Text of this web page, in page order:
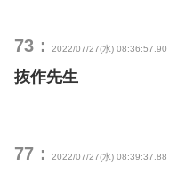
73： 2022/07/27(水) 08:36:57.90
抜作先生
77： 2022/07/27(水) 08:39:37.88